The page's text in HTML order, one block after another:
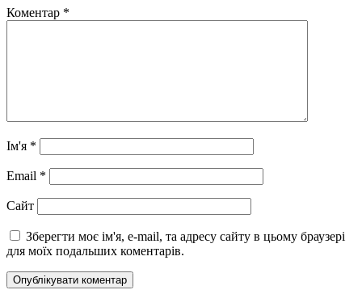
Коментар *
Ім'я *
Email *
Сайт
Зберегти моє ім'я, e-mail, та адресу сайту в цьому браузері
для моїх подальших коментарів.